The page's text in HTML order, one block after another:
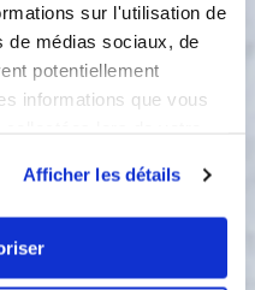
sur l'utilisation de
de médias sociaux, de
potentiellement
informations que vous
Afficher les détails
sur les lames du i-
: